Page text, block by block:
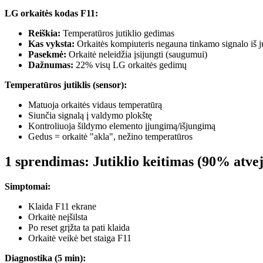
LG orkaitės kodas F11:
Reiškia: Temperatūros jutiklio gedimas
Kas vyksta: Orkaitės kompiuteris negauna tinkamo signalo iš
Pasekmė: Orkaitė neleidžia įsijungti (saugumui)
Dažnumas: 22% visų LG orkaitės gedimų
Temperatūros jutiklis (sensor):
Matuoja orkaitės vidaus temperatūrą
Siunčia signalą į valdymo plokštę
Kontroliuoja šildymo elemento įjungimą/išjungimą
Gedus = orkaitė "akla", nežino temperatūros
1 sprendimas: Jutiklio keitimas (90%
Simptomai:
Klaida F11 ekrane
Orkaitė neįšilsta
Po reset grįžta ta pati klaida
Orkaitė veikė bet staiga F11
Diagnostika (5 min):